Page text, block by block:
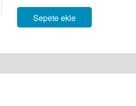
Sepete ekle